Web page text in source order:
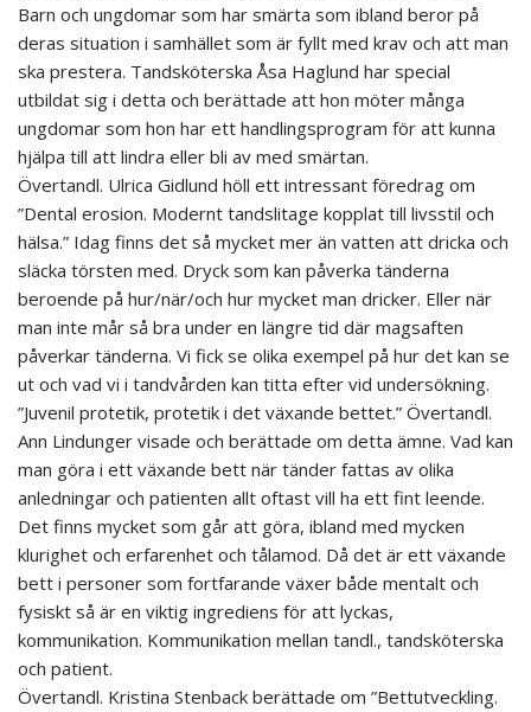
Barn och ungdomar som har smärta som ibland beror på
deras situation i samhället som är fyllt med krav och att man
ska prestera. Tandsköterska Åsa Haglund har special
utbildat sig i detta och berättade att hon möter många
ungdomar som hon har ett handlingsprogram för att kunna
hjälpa till att lindra eller bli av med smärtan.
Övertandl. Ulrica Gidlund höll ett intressant föredrag om
”Dental erosion. Modernt tandslitage kopplat till livsstil och
hälsa.” Idag finns det så mycket mer än vatten att dricka och
släcka törsten med. Dryck som kan påverka tänderna
beroende på hur/när/och hur mycket man dricker. Eller när
man inte mår så bra under en längre tid där magsaften
påverkar tänderna. Vi fick se olika exempel på hur det kan se
ut och vad vi i tandvården kan titta efter vid undersökning.
”Juvenil protetik, protetik i det växande bettet.” Övertandl.
Ann Lindunger visade och berättade om detta ämne. Vad kan
man göra i ett växande bett när tänder fattas av olika
anledningar och patienten allt oftast vill ha ett fint leende.
Det finns mycket som går att göra, ibland med mycken
klurighet och erfarenhet och tålamod. Då det är ett växande
bett i personer som fortfarande växer både mentalt och
fysiskt så är en viktig ingrediens för att lyckas,
kommunikation. Kommunikation mellan tandl., tandsköterska
och patient.
Övertandl. Kristina Stenback berättade om ”Bettutveckling.